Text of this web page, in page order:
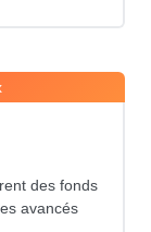
des fonds
avancés